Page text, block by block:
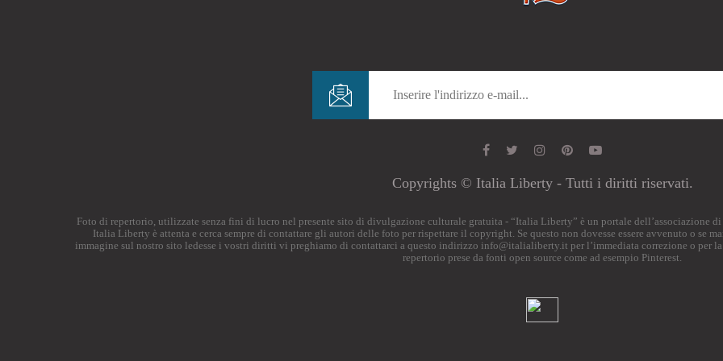
Copyrights © Italia Liberty - Tutti i diritti riservati.
Foto di repertorio, utilizzate senza fini di lucro nel presente sito di divulgazione culturale gratuita - “Italia Liberty” è un portale dell’associazione
Italia Liberty è attenta e cerca sempre di contattare gli autori delle foto per rispettare il copyright. Se questo non dovesse essere avvenuto o se
immagine sul nostro sito ledesse i vostri diritti vi preghiamo di contattarci a questo indirizzo info@italialiberty.it per l’immediata correzione o per
repertorio prese da fonti open source come ad esempio Pinterest.